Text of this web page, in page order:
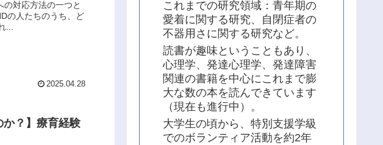
の対応方法の一つと
の人たちのうち、ど
...
2025.04.28
か？】療育経験
これまでの研究領域：青年期の
愛着に関する研究、自閉症者の
不器用さに関する研究など。
読書が趣味ということもあり、
心理学、発達心理学、発達障害
関連の書籍を中心にこれまで膨
大な数の本を読んできています
（現在も進行中）。
大学生の頃から、特別支援学級
でのボランティア活動を約2年